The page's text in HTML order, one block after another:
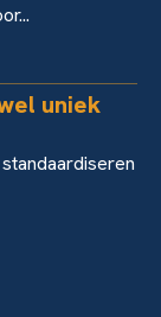
uniek